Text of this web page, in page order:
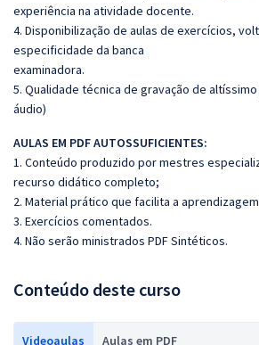
experiência na atividade docente.
4. Disponibilização de aulas de exercícios,
especificidade da banca
examinadora.
5. Qualidade técnica de gravação de
áudio)
AULAS EM PDF AUTOSSUFICIENTES:
1. Conteúdo produzido por mestres
recurso didático completo;
2. Material prático que facilita a
3. Exercícios comentados.
4. Não serão ministrados PDF Sintéticos.
Conteúdo deste curso
Videoaulas Aulas em PDF